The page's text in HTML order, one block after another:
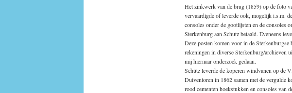
Het zinkwerk van de brug (1859) op de foto
vervaardigde of leverde ook, mogelijk i.s.m.
consoles onder de gootlijsten en de consoles
Sterkenburg aan Schutz betaald. Eveneens
Deze posten komen voor in de
rekeningen in diverse Sterkenburg/archieven
mij hiernaar onderzoek gedaan.
Schütz leverde de koperen windvanen op de
Duiventoren in 1862 samen met de vergulde
rood cementen hoekstukken en consoles van